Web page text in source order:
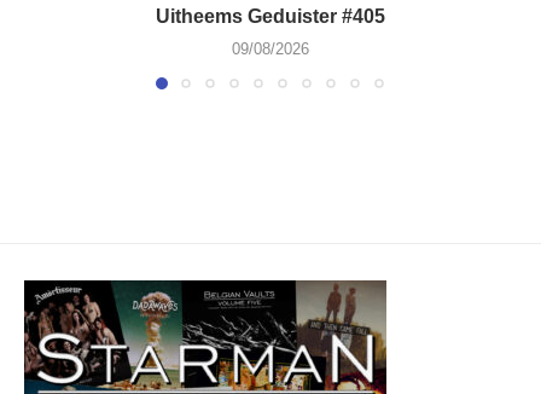
Uitheems Geduister #405
09/08/2026